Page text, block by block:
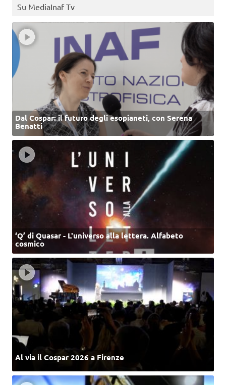
Su MediaInaf Tv
Dal Cospar: il futuro degli esopianeti, con Serena
Benatti
‘Q’ di Quasar - L'universo alla lettera. Alfabeto
cosmico
Al via il Cospar 2026 a Firenze